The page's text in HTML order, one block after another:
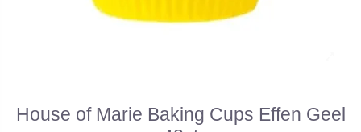
House of Marie Baking Cups Effen Geel